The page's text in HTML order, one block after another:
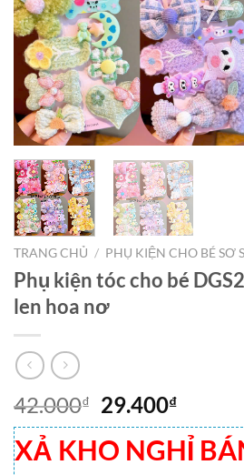
TRANG CHỦ / PHỤ KIỆN CHO BÉ SƠ
Phụ kiện tóc cho bé
len hoa nơ
42.000₫ 29.400₫
XẢ KHO NGHỈ